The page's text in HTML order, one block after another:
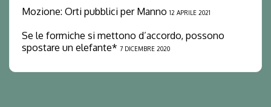
Mozione: Orti pubblici per Manno 12 APRILE 2021
Se le formiche si mettono d’accordo, possono
spostare un elefante* 7 DICEMBRE 2020